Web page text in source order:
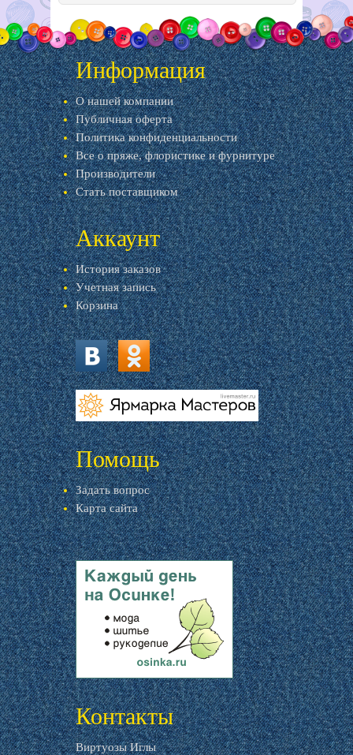
Информация
О нашей компании
Публичная оферта
Политика конфиденциальности
Все о пряже, флористике и фурнитуре
Производители
Стать поставщиком
Аккаунт
История заказов
Учетная запись
Корзина
vk.com ok.ru
livemaster.ru
Помощь
Задать вопрос
Карта сайта
livemaster.ru
Контакты
Виртуозы Иглы